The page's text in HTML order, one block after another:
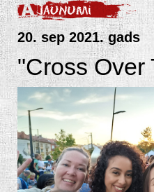
20. sep 2021. gads
"Cross Over